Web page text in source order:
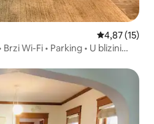
Prosječna
4,87 (15)
Wi-Fi • Parking • U blizini
s oznakom „Odabrali gosti”